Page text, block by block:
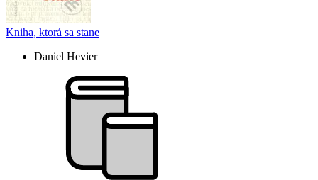
Kniha, ktorá sa stane
Daniel Hevier